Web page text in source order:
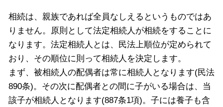
相続は、親族であれば全員なしえるというものではあ
りません。原則として法定相続人が相続をすることに
なります。法定相続人とは、民法上順位が定められて
おり、その順位に則って相続人を決定します。
まず、被相続人の配偶者は常に相続人となります(民法
890条)。その次に配偶者との間に子がいる場合は、当
該子が相続人となります(887条1項)。子には養子も含